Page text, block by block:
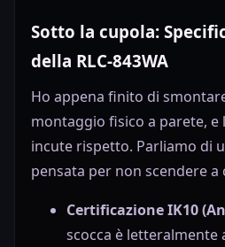
Sotto la cupola:
della RLC-843WA
Ho appena finito di
montaggio fisico a parete,
incute rispetto. Parliamo di
pensata per non scendere a
Certificazione IK10
scocca è letteralmente